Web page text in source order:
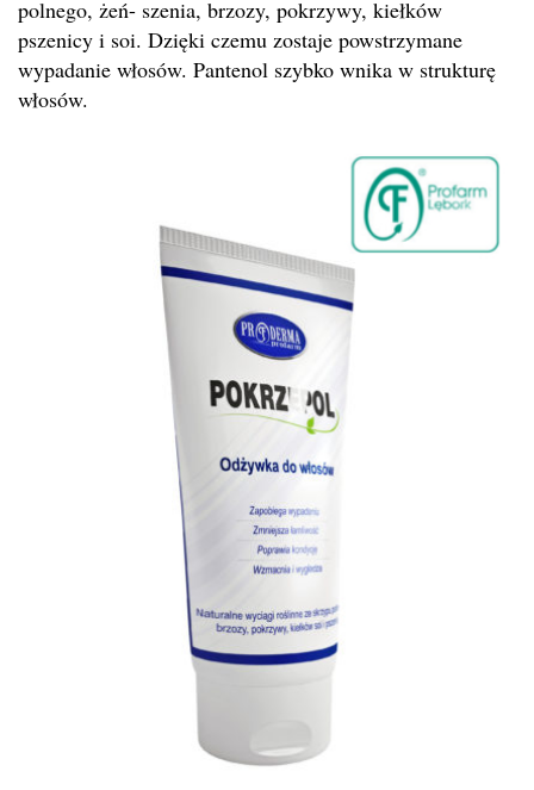
polnego, żeń- szenia, brzozy, pokrzywy, kiełków
pszenicy i soi. Dzięki czemu zostaje powstrzymane
wypadanie włosów. Pantenol szybko wnika w strukturę
włosów.